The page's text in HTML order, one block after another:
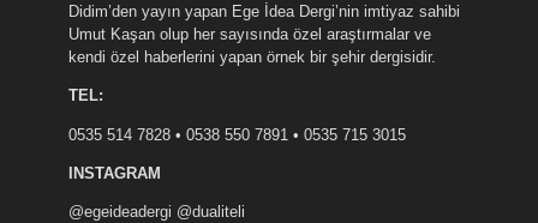
Didim’den yayın yapan Ege İdea Dergi’nin imtiyaz sahibi
Umut Kaşan olup her sayısında özel araştırmalar ve
kendi özel haberlerini yapan örnek bir şehir dergisidir.
TEL:
0535 514 7828 • 0538 550 7891 • 0535 715 3015
INSTAGRAM
@egeideadergi @dualiteli